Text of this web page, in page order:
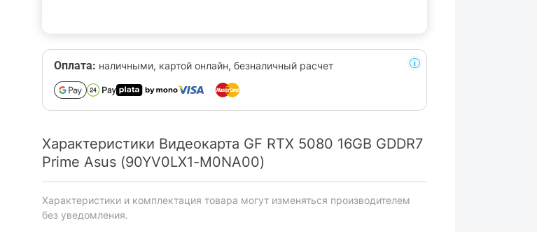
Оплата: наличными, картой онлайн, безналичный расчет
Характеристики Видеокарта GF RTX 5080 16GB GDDR7
Prime Asus (90YV0LX1-M0NA00)
Характеристики и комплектация товара могут изменяться производителем
без уведомления.